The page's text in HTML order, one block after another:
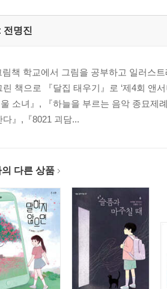
전명진
림책 학교에서 그림을 공부하고 일러스
린 책으로 『달집 태우기』로 ‘제4회 앤
울 소녀』, 『하늘을 부르는 음악 종묘
다』,『8021 괴담...
의 다른 상품